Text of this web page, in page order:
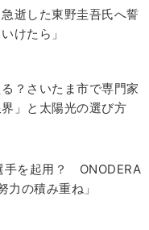
逝した東野圭吾氏へ誓
けたら」
？さいたま市で専門家
」と太陽光の選び方
手を起用？ ONODERA
力の積み重ね」